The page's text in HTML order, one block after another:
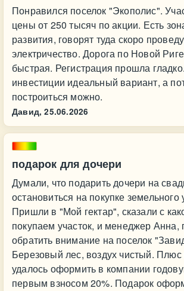
Понравился поселок "Экополис".
цены от 250 тысяч по акции. Есть
развития, говорят туда скоро
электричество. Дорога по Новой
быстрая. Регистрация прошла
инвестиции идеальный вариант, а
построиться можно.
Давид, 25.06.2026
подарок для дочери
Думали, что подарить дочери на
остановиться на покупке земельного
Пришли в "Мой гектар", сказали с
покупаем участок, и менеджер Анна,
обратить внимание на поселок
Березовый лес, воздух чистый.
удалось оформить в компании
первым взносом 20%. Подарок